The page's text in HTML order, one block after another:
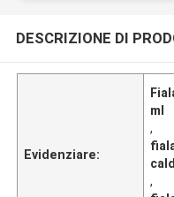
DESCRIZIONE DI
Evidenziare:
ml
,
,